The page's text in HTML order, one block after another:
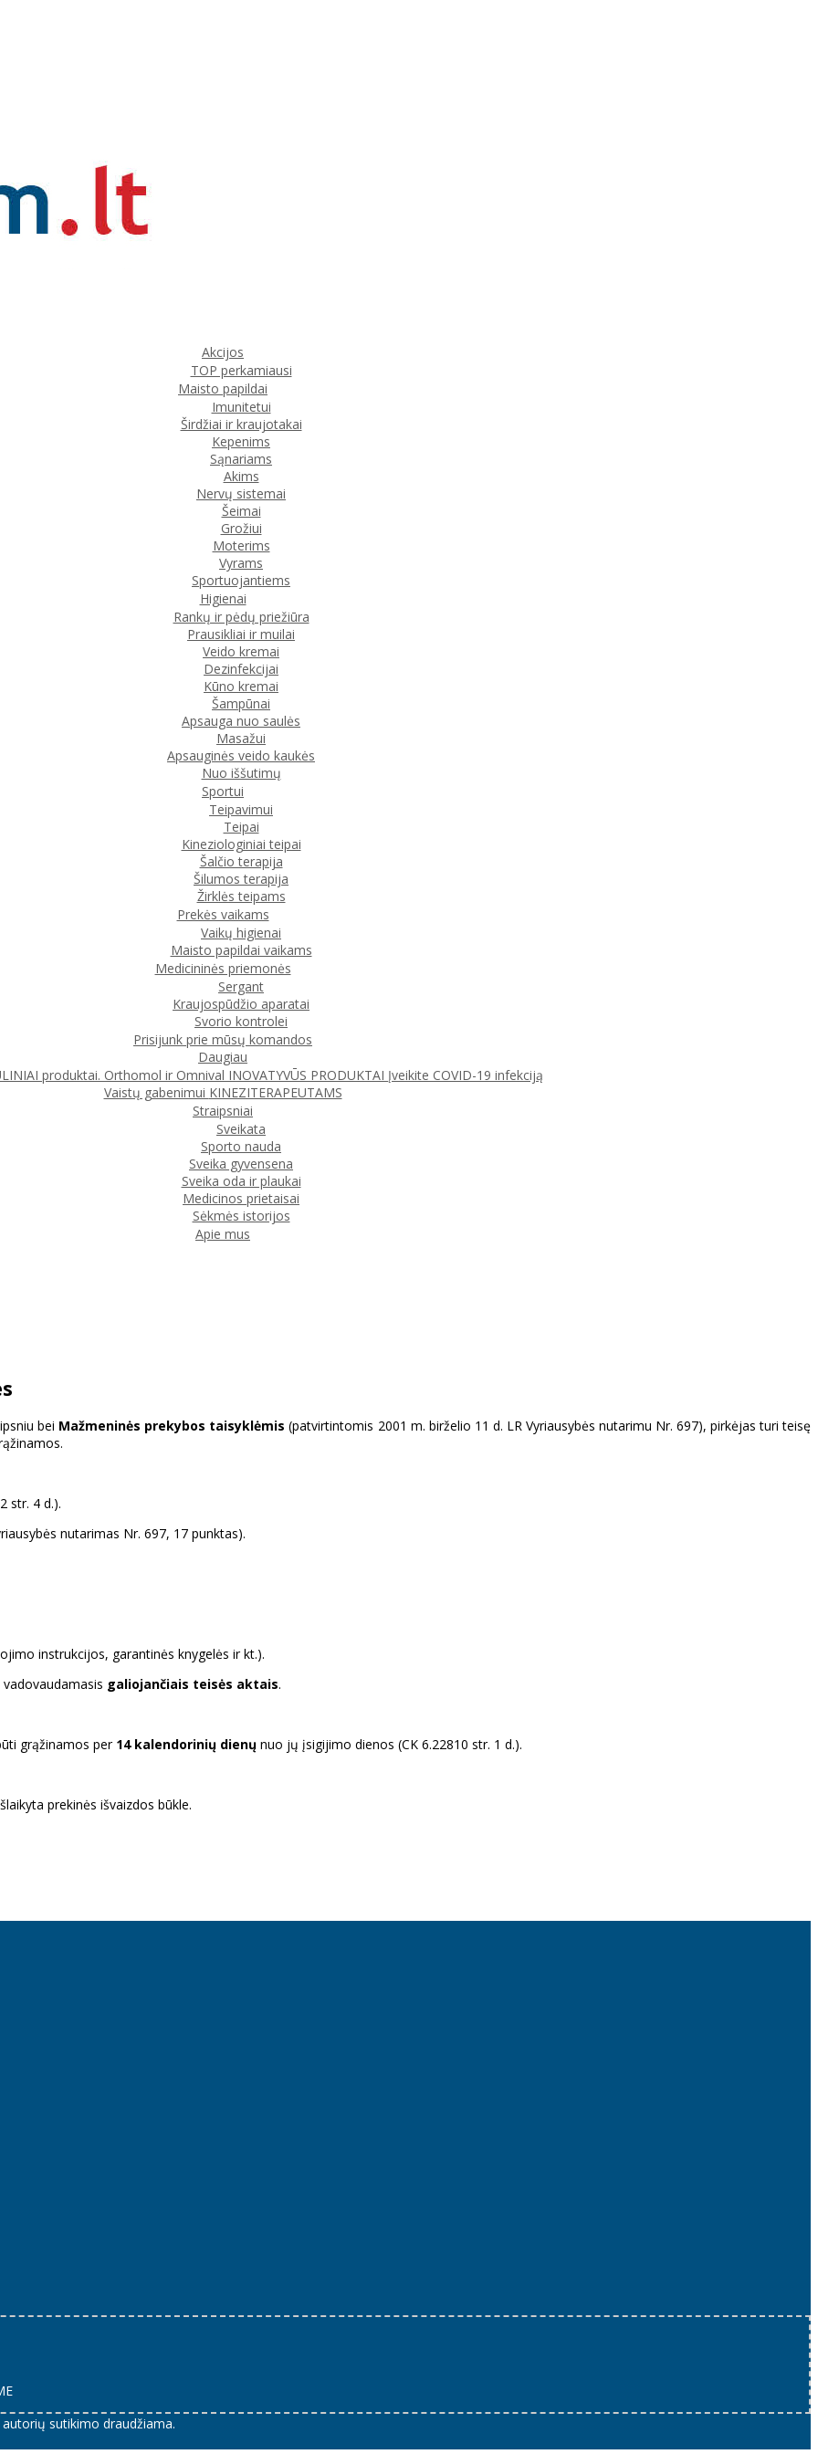
Akcijos
TOP perkamiausi
Maisto papildai
Imunitetui
Širdžiai ir kraujotakai
Kepenims
Sąnariams
Akims
Nervų sistemai
Šeimai
Grožiui
Moterims
Vyrams
Sportuojantiems
Higienai
Rankų ir pėdų priežiūra
Prausikliai ir muilai
Veido kremai
Dezinfekcijai
Kūno kremai
Šampūnai
Apsauga nuo saulės
Masažui
Apsauginės veido kaukės
Nuo iššutimų
Sportui
Teipavimui
Teipai
Kineziologiniai teipai
Šalčio terapija
Šilumos terapija
Žirklės teipams
Prekės vaikams
Vaikų higienai
Maisto papildai vaikams
Medicininės priemonės
Sergant
Kraujospūdžio aparatai
Svorio kontrolei
Prisijunk prie mūsų komandos
Daugiau
produktai. Orthomol ir Omnival INOVATYVŪS PRODUKTAI Įveikite COVID-19 infekciją
Vaistų gabenimui KINEZITERAPEUTAMS
Straipsniai
Sveikata
Sporto nauda
Sveika gyvensena
Sveika oda ir plaukai
Medicinos prietaisai
Sėkmės istorijos
Apie mus
bei Mažmeninės prekybos taisyklėmis (patvirtintomis 2001 m. birželio 11 d. LR Vyriausybės nutarimu Nr. 697), pirkėjas turi teisę
str. 4 d.).
nutarimas Nr. 697, 17 punktas).
instrukcijos, garantinės knygelės ir kt.).
galiojančiais teisės aktais.
grąžinamos per 14 kalendorinių dienų nuo jų įsigijimo dienos (CK 6.22810 str. 1 d.).
prekinės išvaizdos būkle.
sutikimo draudžiama.